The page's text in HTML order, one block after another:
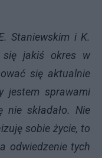
i K.
się jakiś okres w
się aktualnie
jestem sprawami
składało. Nie
sobie życie, to
odwiedzenie tych